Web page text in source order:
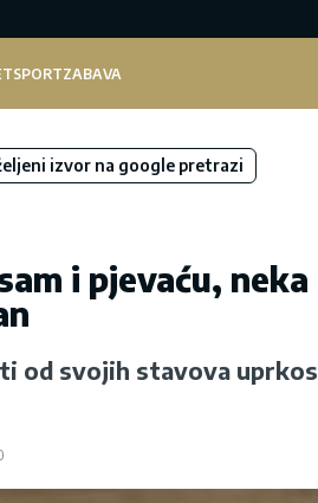
SPORTZABAVA
izvor na google pretrazi
i pjevaću, neka
od svojih stavova uprkos